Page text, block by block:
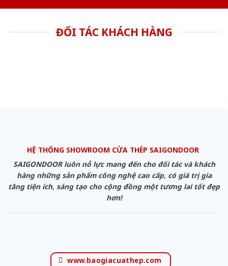
ĐỐI TÁC KHÁCH HÀNG
HỆ THỐNG SHOWROOM CỬA THÉP SAIGONDOOR
SAIGONDOOR luôn nỗ lực mang đến cho đối tác và khách
hàng những sản phẩm công nghệ cao cấp, có giá trị gia
tăng tiện ích, sáng tạo cho cộng đồng một tương lai tốt đẹp
hơn!
www.baogiacuathep.com